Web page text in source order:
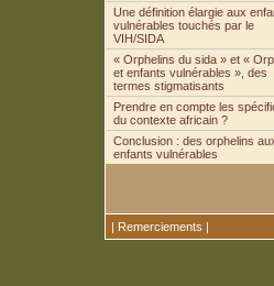
Une définition élargie aux
vulnérables touchés par le
VIH/SIDA
« Orphelins du sida » et «
et enfants vulnérables », des
termes stigmatisants
Prendre en compte les
du contexte africain ?
Conclusion : des orphelins
enfants vulnérables
| Remerciements |